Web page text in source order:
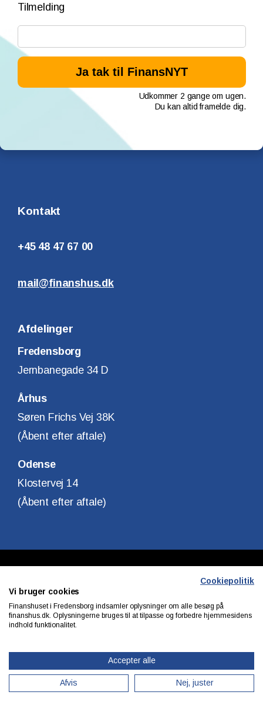
Tilmelding
Udkommer 2 gange om ugen.
Du kan altid framelde dig.
Kontakt
+45 48 47 67 00
mail@finanshus.dk
Afdelinger
Fredensborg
Jernbanegade 34 D
Århus
Søren Frichs Vej 38K
(Åbent efter aftale)
Odense
Klostervej 14
(Åbent efter aftale)
CVR. Nr. 10140315
Cookiepolitik
Vi bruger cookies
Finanshuset i Fredensborg indsamler oplysninger om alle besøg på
finanshus.dk. Oplysningerne bruges til at tilpasse og forbedre hjemmesidens
indhold funktionalitet.
Accepter alle
Afvis Nej, juster